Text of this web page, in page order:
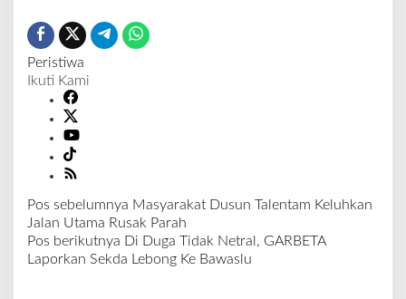
Peristiwa
Ikuti Kami
N
a
v
Pos sebelumnya Masyarakat Dusun Talentam Keluhkan
Jalan Utama Rusak Parah
Pos berikutnya Di Duga Tidak Netral, GARBETA
Laporkan Sekda Lebong Ke Bawaslu